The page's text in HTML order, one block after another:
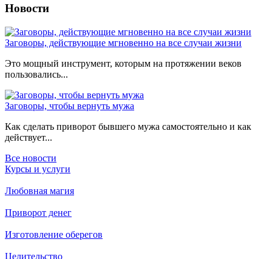
Новости
Заговоры, действующие мгновенно на все случаи жизни
Это мощный инструмент, которым на протяжении веков
пользовались...
Заговоры, чтобы вернуть мужа
Как сделать приворот бывшего мужа самостоятельно и как
действует...
Все новости
Курсы и услуги
Любовная магия
Приворот денег
Изготовление оберегов
Целительство